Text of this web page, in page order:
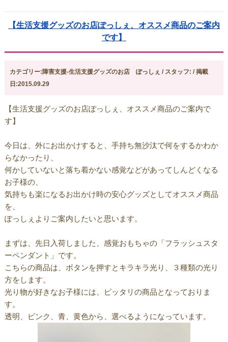
【生活支援グッズのお店ぽっしぇ、オススメ商品のご案内
です】
カテゴリー:障害支援-生活支援グッズのお店 ぽっしぇ / スタッフ: / 掲載
日:2015.09.29
【生活支援グッズのお店ぽっしぇ、オススメ商品のご案内で
す】
今日は、外にお出かけすると、手持ち無沙汰で何をするかわか
らなかったり、
何かしていないと落ち着かない感覚などがあってしんどくなる
お子様の、
気持ちも楽になるお出かけ時の安心グッズとしてオススメ商品
を、
ぽっしぇよりご案内したいと思います。
まずは、先日入荷しました、感覚おもちゃの「フラッシュスタ
ーペンダント」です。
こちらの商品は、ボタンを押すとキラキラ光り、３種類の光り
方をします。
光り物が好きなお子様には、ピッタリの商品となっておりま
す。
透明、ピンク、青、黄色から、選べるようになっています。